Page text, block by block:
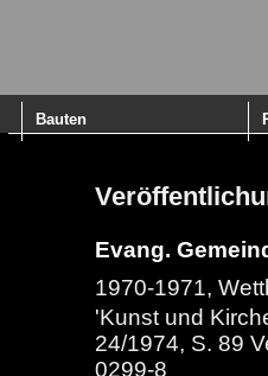
Bauten
Evang.
1970-1971,
'Kunst und
24/1974, S. 89
0299-8